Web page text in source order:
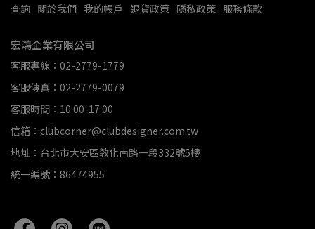
查詢 關於我們 我的帳戶 退貨政策 隱私政策 服務條款
宏鴻企業有限公司
客服專線：02-2779-1779
客服傳真：02-2779-0079
客服時間：10:00-17:00
信箱：clubcorner@clubdesigner.com.tw
地址：台北市大安區敦化南路一段332號5樓
統一編號：86474955